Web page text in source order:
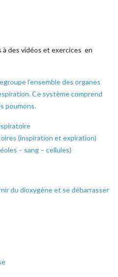
à des vidéos et exercices en
l’ensemble des organes
Ce système comprend
poumons.
(inspiration et expiration)
– sang – cellules)
du dioxygène et se débarrasser